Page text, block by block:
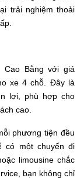
trải nghiệm thoải
Bằng với giá
xe 4 chỗ. Đây là
lợi, phù hợp cho
cao.
phương tiện đều
có một chuyến đi
limousine chắc
bạn không chỉ